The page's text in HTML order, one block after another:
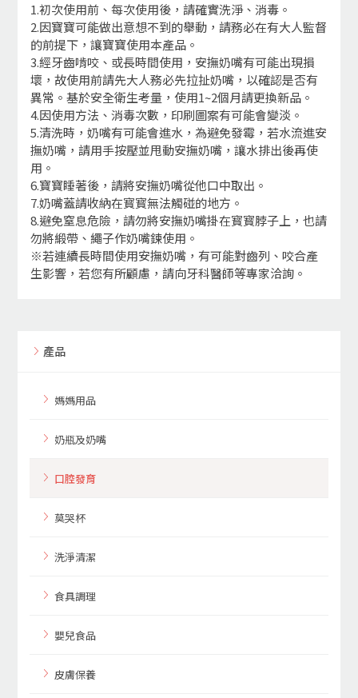
1.初次使用前、每次使用後，請確實洗淨、消毒。
2.因寶寶可能做出意想不到的舉動，請務必在有大人監督
的前提下，讓寶寶使用本產品。
3.經牙齒啃咬、或長時間使用，安撫奶嘴有可能出現損
壞，故使用前請先大人務必先拉扯奶嘴，以確認是否有
異常。基於安全衛生考量，使用1~2個月請更換新品。
4.因使用方法、消毒次數，印刷圖案有可能會變淡。
5.清洗時，奶嘴有可能會進水，為避免發霉，若水流進安
撫奶嘴，請用手按壓並甩動安撫奶嘴，讓水排出後再使
用。
6.寶寶睡著後，請將安撫奶嘴從他口中取出。
7.奶嘴蓋請收納在寳寳無法觸碰的地方。
8.避免窒息危險，請勿將安撫奶嘴掛在寳寳脖子上，也請
勿將緞帶、繩子作奶嘴鍊使用。
※若連續長時間使用安撫奶嘴，有可能對齒列、咬合產
生影響，若您有所顧慮，請向牙科醫師等專家洽詢。
產品
媽媽用品
奶瓶及奶嘴
口腔發育
莫哭杯
洗淨清潔
食具調理
嬰兒食品
皮膚保養